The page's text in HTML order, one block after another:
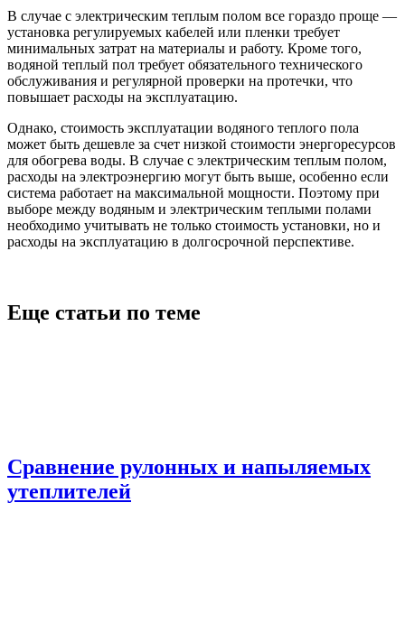
В случае с электрическим теплым полом все гораздо проще —
установка регулируемых кабелей или пленки требует
минимальных затрат на материалы и работу. Кроме того,
водяной теплый пол требует обязательного технического
обслуживания и регулярной проверки на протечки, что
повышает расходы на эксплуатацию.
Однако, стоимость эксплуатации водяного теплого пола
может быть дешевле за счет низкой стоимости энергоресурсов
для обогрева воды. В случае с электрическим теплым полом,
расходы на электроэнергию могут быть выше, особенно если
система работает на максимальной мощности. Поэтому при
выборе между водяным и электрическим теплыми полами
необходимо учитывать не только стоимость установки, но и
расходы на эксплуатацию в долгосрочной перспективе.
Еще статьи по теме
Сравнение рулонных и напыляемых
утеплителей